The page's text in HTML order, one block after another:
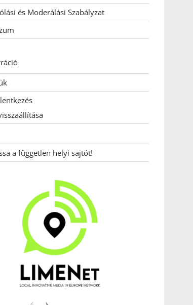
és Moderálási Szabályzat
a független helyi sajtót!